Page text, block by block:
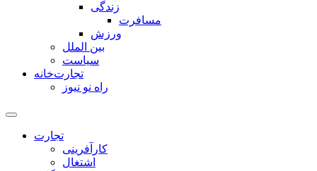
زندگی
مسافرت
ورزش
بین الملل
سیاست
تجارت‌خانه
راه نو نیوز
تجارت
کارآفرینی
اشتغال